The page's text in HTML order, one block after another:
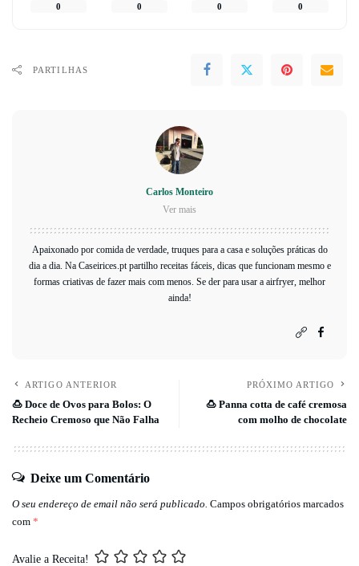
0 0 0 0
PARTILHAS
Carlos Monteiro
Ver mais
Apaixonado por comida de verdade, truques para a casa e soluções práticas do
dia a dia. Na Caseirices.pt partilho receitas fáceis, dicas que funcionam mesmo e
formas criativas de fazer mais com menos. Se der para usar a airfryer, melhor
ainda!
ARTIGO ANTERIOR
🍮 Doce de Ovos para Bolos: O
Recheio Cremoso que Não Falha
PRÓXIMO ARTIGO
🍮 Panna cotta de café cremosa
com molho de chocolate
Deixe um Comentário
O seu endereço de email não será publicado. Campos obrigatórios marcados
com *
Avalie a Receita!